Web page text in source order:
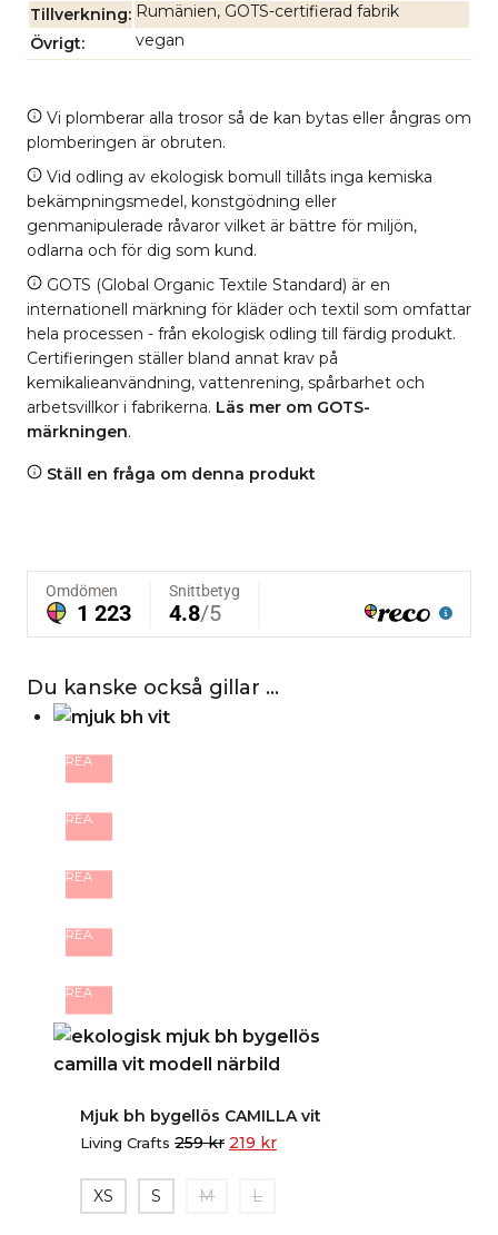
Tillverkning Rumänien, GOTS-certifierad fabrik
Övrigt
vegan
Vi plomberar alla trosor så de kan bytas eller ångras om
plomberingen är obruten.
Vid odling av ekologisk bomull tillåts inga kemiska
bekämpningsmedel, konstgödning eller
genmanipulerade råvaror vilket är bättre för miljön,
odlarna och för dig som kund.
GOTS (Global Organic Textile Standard) är en
internationell märkning för kläder och textil som omfattar
hela processen - från ekologisk odling till färdig produkt.
Certifieringen ställer bland annat krav på
kemikalieanvändning, vattenrening, spårbarhet och
arbetsvillkor i fabrikerna. Läs mer om GOTS-
märkningen.
Ställ en fråga om denna produkt
Du kanske också gillar …
REA
REA
REA
REA
REA
Mjuk bh bygellös CAMILLA vit
Living Crafts 259kr 219 kr
XS S M L